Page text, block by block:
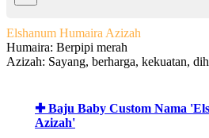
Elshanum Humaira Azizah
Humaira: Berpipi merah
Azizah: Sayang, berharga, kekuatan,
✚ Baju Baby Custom Nama
Azizah'